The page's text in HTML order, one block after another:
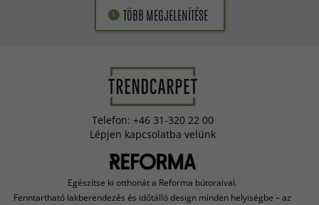
TÖBB MEGJELENÍTÉSE
Telefon: +46 31-320 22 00
Lépjen kapcsolatba velünk
Egészítse ki otthonát a Reforma bútoraival.
Fenntartható lakberendezés és időtálló design minden helyiségbe – az